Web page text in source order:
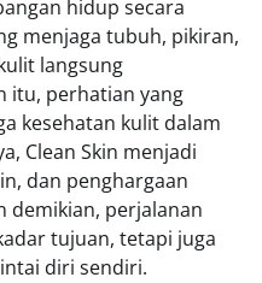
hidup secara
menjaga tubuh, pikiran,
langsung
itu, perhatian yang
kesehatan kulit dalam
Clean Skin menjadi
dan penghargaan
demikian, perjalanan
tujuan, tetapi juga
diri sendiri.